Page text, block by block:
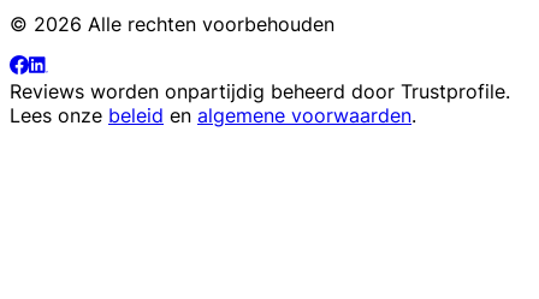
© 2026 Alle rechten voorbehouden
Reviews worden onpartijdig beheerd door Trustprofile.
Lees onze beleid en algemene voorwaarden.